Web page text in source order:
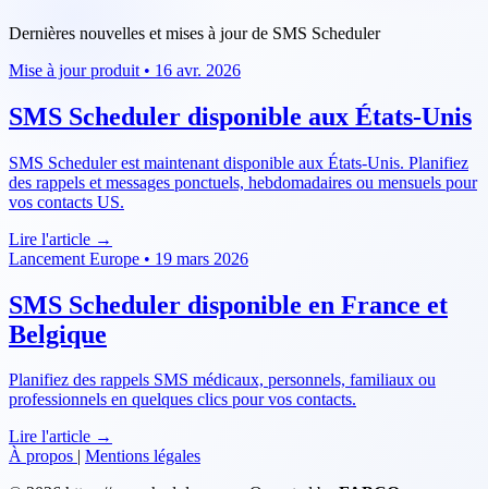
Dernières nouvelles et mises à jour de SMS Scheduler
Mise à jour produit • 16 avr. 2026
SMS Scheduler disponible aux États-Unis
SMS Scheduler est maintenant disponible aux États-Unis. Planifiez
des rappels et messages ponctuels, hebdomadaires ou mensuels pour
vos contacts US.
Lire l'article →
Lancement Europe • 19 mars 2026
SMS Scheduler disponible en France et
Belgique
Planifiez des rappels SMS médicaux, personnels, familiaux ou
professionnels en quelques clics pour vos contacts.
Lire l'article →
À propos | Mentions légales